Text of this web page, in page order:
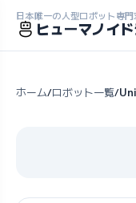
日本唯一の人型ロボット専
ヒューマノイ
ホーム/ロボット一覧/